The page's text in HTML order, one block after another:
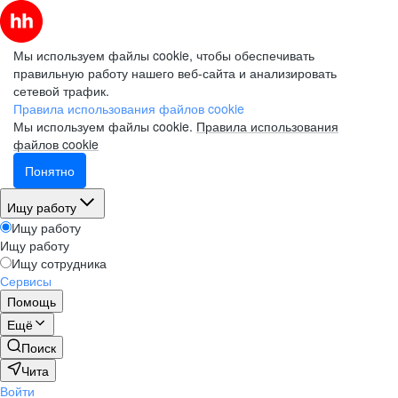
Мы используем файлы cookie, чтобы обеспечивать
правильную работу нашего веб-сайта и анализировать
сетевой трафик.
Правила использования файлов cookie
Мы используем файлы cookie. Правила использования
файлов cookie
Понятно
Ищу работу
Ищу работу
Ищу работу
Ищу сотрудника
Сервисы
Помощь
Ещё
Поиск
Чита
Войти